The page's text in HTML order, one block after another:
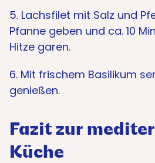
5. Lachsfilet mit Salz und
Pfanne geben und ca. 10
Hitze garen.
6. Mit frischem Basilikum
genießen.
Fazit zur
Küche